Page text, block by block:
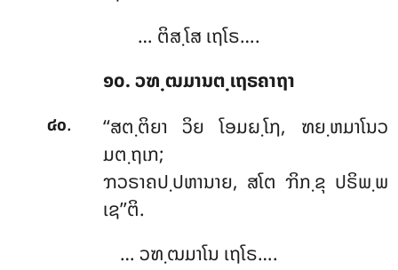
… ຕິສ຺ໂສ ເຖໂຣ….
໑໐. ວຑ຺ຒມານຕ຺ເຖຣຄາຖາ
໔໐. ‘‘ສຕ຺ຕິຍາວິຍ ໂອມຏ຺ໂຐ, ຑຍ຺ຫມາໂນວ
ມຕ຺ຖເກ;
ຠວຣາຄປ຺ປຫານາຍ, ສໂຕ ຠິກ຺ຂຸ ປຣິພ຺ພ
ເຊ’’ຕິ.
… ວຑ຺ຒມາໂນ ເຖໂຣ….